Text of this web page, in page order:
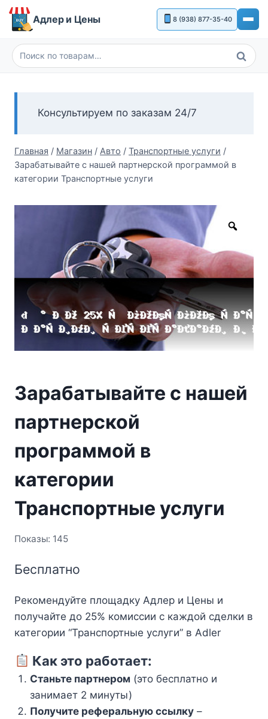
Перейти
Адлер и Цены 8 (938) 877-35-40
Искать:
Поиск
Консультируем по заказам 24/7
Главная / Магазин / Авто / Транспортные услуги /
Зарабатывайте с нашей партнерской программой в
категории Транспортные услуги
Зарабатывайте с нашей
партнерской
программой в
категории
Транспортные услуги
Показы: 145
Бесплатно
Рекомендуйте площадку Адлер и Цены и
получайте до 25% комиссии с каждой сделки в
категории “Транспортные услуги” в Adler
Как это работает:
Станьте партнером (это бесплатно и
занимает 2 минуты)
Получите реферальную ссылку–